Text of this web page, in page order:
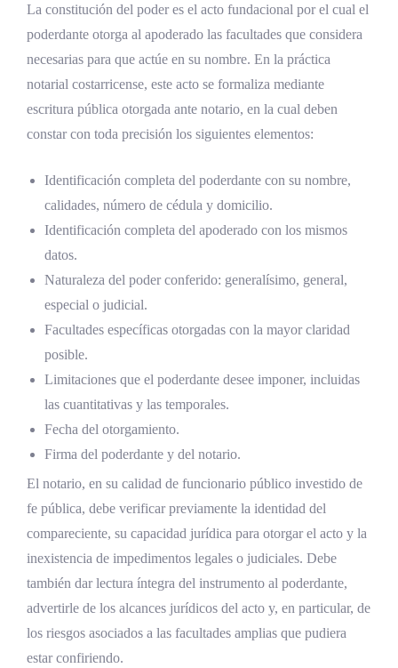
La constitución del poder es el acto fundacional por el cual el
poderdante otorga al apoderado las facultades que considera
necesarias para que actúe en su nombre. En la práctica
notarial costarricense, este acto se formaliza mediante
escritura pública otorgada ante notario, en la cual deben
constar con toda precisión los siguientes elementos:
Identificación completa del poderdante con su nombre,
calidades, número de cédula y domicilio.
Identificación completa del apoderado con los mismos
datos.
Naturaleza del poder conferido: generalísimo, general,
especial o judicial.
Facultades específicas otorgadas con la mayor claridad
posible.
Limitaciones que el poderdante desee imponer, incluidas
las cuantitativas y las temporales.
Fecha del otorgamiento.
Firma del poderdante y del notario.
El notario, en su calidad de funcionario público investido de
fe pública, debe verificar previamente la identidad del
compareciente, su capacidad jurídica para otorgar el acto y la
inexistencia de impedimentos legales o judiciales. Debe
también dar lectura íntegra del instrumento al poderdante,
advertirle de los alcances jurídicos del acto y, en particular, de
los riesgos asociados a las facultades amplias que pudiera
estar confiriendo.